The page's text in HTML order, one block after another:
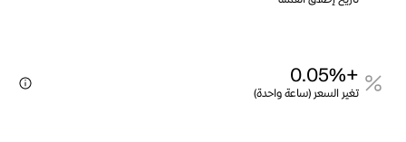
+0.05%
تغير السعر (ساعة واحدة)